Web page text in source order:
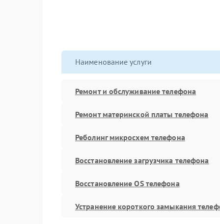
Наименование услуги
Ремонт и обслуживание телефона
Ремонт материнской платы телефона
Реболинг микросхем телефона
Восстановление загрузчика телефона
Восстановление OS телефона
Устранение короткого замыкания